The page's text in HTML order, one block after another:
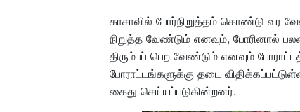
காசாவில் போர்நிறுத்தம் கொண்டு வர
நிறுத்த வேண்டும் எனவும், போரினால்
திரும்பப் பெற வேண்டும் எனவும்
போராட்டங்களுக்கு தடை
கைது செய்யப்படுகின்றனர்.